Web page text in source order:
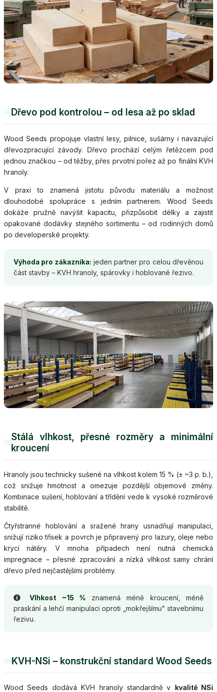
02Dřevo pod kontrolou – od lesa až po sklad
Wood Seeds propojuje vlastní lesy, pilnice, sušárny i navazující
dřevozpracující závody. Dřevo prochází celým řetězcem pod
jednou značkou – od těžby, přes prvotní pořez až po finální KVH
hranoly.
V praxi to znamená jistotu původu materiálu a možnost
dlouhodobé spolupráce s jedním partnerem. Wood Seeds
dokáže pružně navýšit kapacitu, přizpůsobit délky a zajistit
opakované dodávky stejného sortimentu – od rodinných domů
po developerské projekty.
Výhoda pro zákazníka: jeden partner pro celou dřevěnou
část stavby – KVH hranoly, spárovky i hoblované řezivo.
03Stálá vlhkost, přesné rozměry a minimální
kroucení
Hranoly jsou technicky sušené na vlhkost kolem 15 % (± ~3 p. b.),
což snižuje hmotnost a omezuje pozdější objemové změny.
Kombinace sušení, hoblování a třídění vede k vysoké rozměrové
stabilitě.
Čtyřstranné hoblování a sražené hrany usnadňují manipulaci,
snižují riziko třísek a povrch je připravený pro lazury, oleje nebo
krycí nátěry. V mnoha případech není nutná chemická
impregnace – přesné zpracování a nízká vlhkost samy chrání
dřevo před nejčastějšími problémy.
Vlhkost ~15 % znamená méně kroucení, méně
praskání a lehčí manipulaci oproti „mokřejšímu" stavebnímu
řezivu.
04KVH-NSi – konstrukční standard Wood Seeds
Wood Seeds dodává KVH hranoly standardně v kvalitě NSi